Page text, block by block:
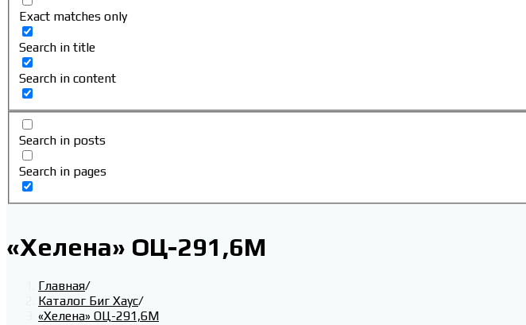
Exact matches only
Search in title
Search in content
Search in posts
Search in pages
«Хелена» ОЦ-291,6М
Главная/
Каталог Биг Хаус/
«Хелена» ОЦ-291,6М